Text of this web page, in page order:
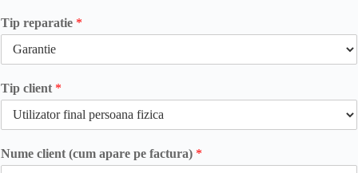
Tip reparatie *
Tip client *
Nume client (cum apare pe factura) *